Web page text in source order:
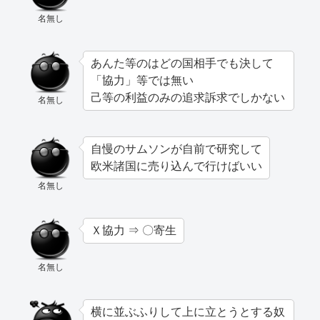
名無し
名無し
あんた等のはどの国相手でも決して
「協力」等では無い
己等の利益のみの追求訴求でしかない
名無し
自慢のサムソンが自前で研究して
欧米諸国に売り込んで行けばいい
名無し
Ｘ協力 ⇒ 〇寄生
横に並ぶふりして上に立とうとする奴